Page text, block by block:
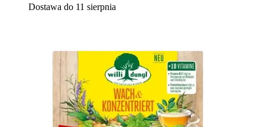
Dostawa do 11 sierpnia